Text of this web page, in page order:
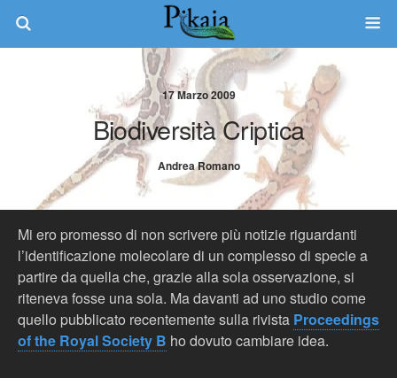
17 Marzo 2009
Biodiversità Criptica
Andrea Romano
Mi ero promesso di non scrivere più notizie riguardanti
l’identificazione molecolare di un complesso di specie a
partire da quella che, grazie alla sola osservazione, si
riteneva fosse una sola. Ma davanti ad uno studio come
quello pubblicato recentemente sulla rivista Proceedings
of the Royal Society B ho dovuto cambiare idea.